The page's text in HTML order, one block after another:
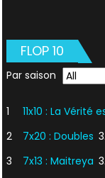
FLOP 10
Par saison
1 11x10 : La
2
7x20 : Doubles
3
7x13 : Maitreya